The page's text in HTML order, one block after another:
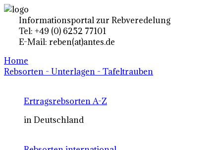
Informationsportal zur Rebveredelung
Tel: +49 (0) 6252 77101
E-Mail: reben(at)antes.de
Home
Rebsorten - Unterlagen - Tafeltrauben
Ertragsrebsorten A-Z
in Deutschland